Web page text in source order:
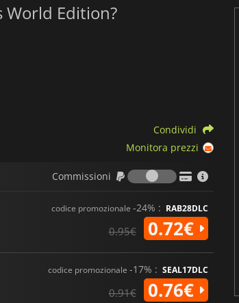
Edition?
Condividi
Monitora prezzi
Commissioni
Commissioni
codice promozionale -24% : RAB28DLC
0.95€ 0.72€
codice promozionale -17% : SEAL17DLC
0.91€ 0.76€